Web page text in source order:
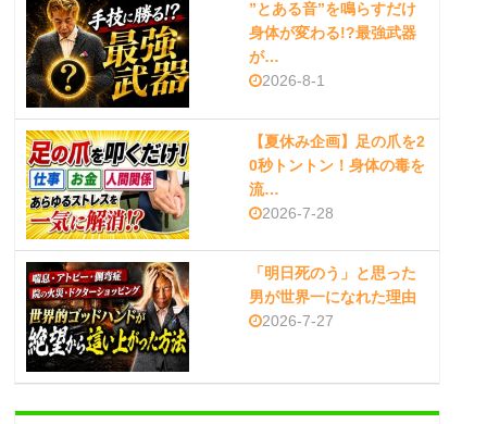
”とある音”を鳴らすだけ
身体が変わる!?最強武器
が…
2026-8-1
【夏休み企画】足の爪を2
0秒トントン！身体の毒を
流…
2026-7-28
「明日死のう」と思った
男が世界一になれた理由
2026-7-27